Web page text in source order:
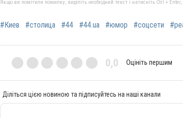
Якщо ви помітили помилку, виділіть необхідний текст і натисніть Ctrl +
#Киев #столица #44 #44.ua #юмор #соцсети
0,0 Оцініть першим
Діліться цією новиною та підписуйтесь на наші канали